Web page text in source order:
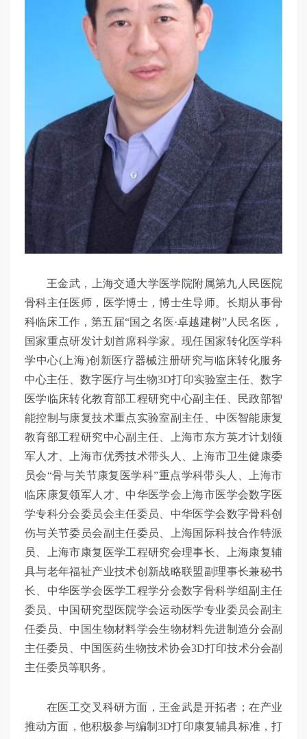
王金武，上海交通大学医学院附属第九人民医院
骨科主任医师，医学博士，博士生导师。长期从事骨
科临床工作，第五届“国之名医·卓越建树”人民名医，
国家重点研发计划首席科学家。现任国家转化医学科
学中心(上海)创新医疗器械注册研究与临床转化服务
中心主任、数字医疗与生物3D打印实验室主任、数字
医学临床转化教育部工程研究中心副主任、民政部智
能控制与康复技术重点实验室副主任、中医智能康复
教育部工程研究中心副主任、上海市东方英才计划领
军人才、上海市优秀技术带头人、上海市卫生健康委
员会“骨与关节康复医学科”重点学科带头人、上海市
临床康复领军人才、中华医学会上海市医学会数字医
学专科分会委员会主任委员、中华医学会数字骨科创
伤与关节委员会副主任委员、上海国际科技合作特派
员、上海市康复医学工程研究会理事长、上海康复辅
具与老年福祉产业技术创新战略联盟副理事长兼秘书
长、中华医学会医学工程学分会数字骨科学组副主任
委员、中国研究型医院学会运动医学专业委员会副主
任委员、中国生物材料学会生物材料先进制造分会副
主任委员、中国医药生物技术协会3D打印技术分会副
主任委员等职务。
在医工交叉科研方面，王金武是开拓者；在产业
推动方面，他积极参与编制3D打印康复辅具标准，打